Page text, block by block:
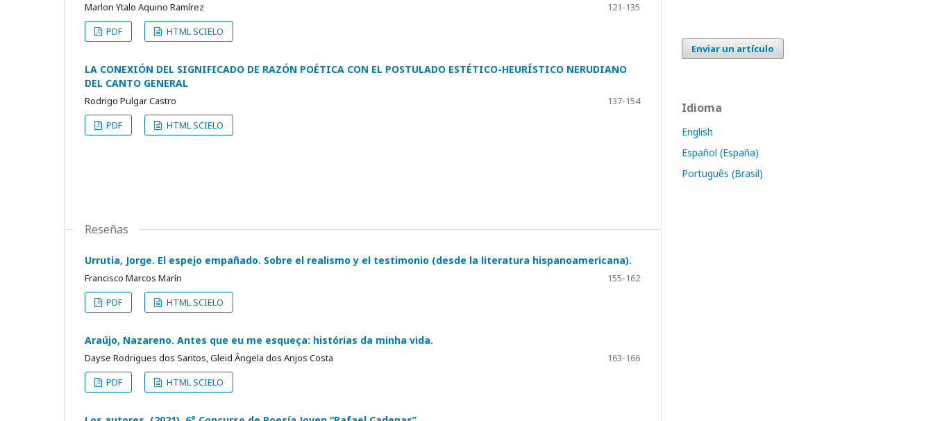
Marlon Ytalo Aquino Ramírez
121-135
PDF
HTML SCIELO
LA CONEXIÓN DEL SIGNIFICADO DE RAZÓN POÉTICA CON EL POSTULADO ESTÉTICO-HEURÍSTICO NERUDIANO
DEL CANTO GENERAL
Rodrigo Pulgar Castro
137-154
PDF
HTML SCIELO
Reseñas
Urrutia, Jorge. El espejo empañado. Sobre el realismo y el testimonio (desde la literatura hispanoamericana).
Francisco Marcos Marín
155-162
PDF
HTML SCIELO
Araújo, Nazareno. Antes que eu me esqueça: histórias da minha vida.
Dayse Rodrigues dos Santos, Gleid Ângela dos Anjos Costa
163-166
PDF
HTML SCIELO
Enviar un artículo
Idioma
English
Español (España)
Português (Brasil)